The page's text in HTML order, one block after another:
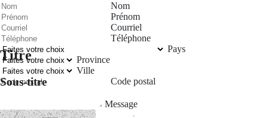
Titre
Sous-titre
Nom
Prénom
Courriel
Téléphone
Pays
Province
Ville
Code postal
Message